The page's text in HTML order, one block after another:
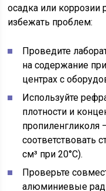
осадка или коррозии
избежать проблем:
Проведите
на содержание
центрах с
Используйте
плотности и
пропиленгликоля
соответствовать
см³ при 20°C).
Проверьте
алюминиевые